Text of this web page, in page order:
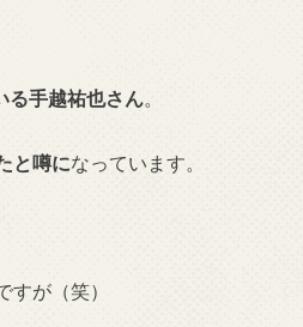
る手越祐也さん。
と噂になっています。
すが（笑）